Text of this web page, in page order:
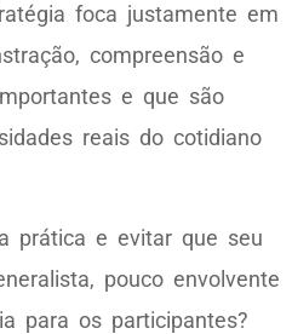
foca justamente em
compreensão e
e que são
reais do cotidiano
prática e evitar que seu
pouco envolvente
para os participantes?